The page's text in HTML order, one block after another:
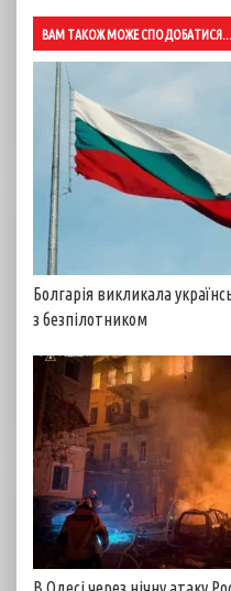
ВАМ ТАКОЖ МОЖЕ СПОДОБАТИСЯ...
Болгарія викликала
з безпілотником